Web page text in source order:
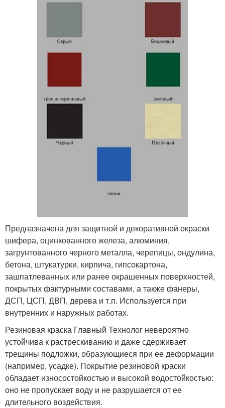
Предназначена для защитной и декоративной окраски
шифера, оцинкованного железа, алюминия,
загрунтованного черного металла, черепицы, ондулина,
бетона, штукатурки, кирпича, гипсокартона,
зашпатлеванных или ранее окрашенных поверхностей,
покрытых фактурными составами, а также фанеры,
ДСП, ЦСП, ДВП, дерева и т.п. Используется при
внутренних и наружных работах.
Резиновая краска Главный Технолог невероятно
устойчива к растрескиванию и даже сдерживает
трещины подложки, образующиеся при ее деформации
(например, усадке). Покрытие резиновой краски
обладает износостойкостью и высокой водостойкостью:
оно не пропускает воду и не разрушается от ее
длительного воздействия.